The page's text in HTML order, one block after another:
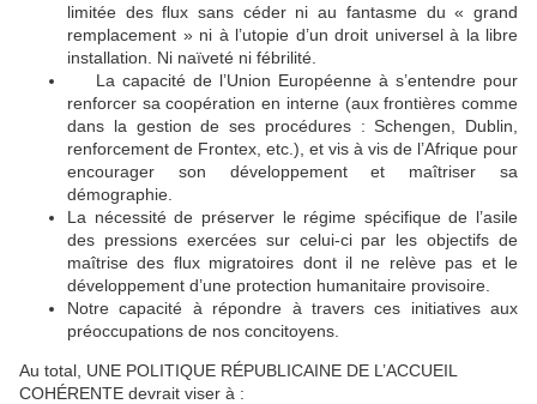
limitée des flux sans céder ni au fantasme du « grand
remplacement » ni à l’utopie d’un droit universel à la libre
installation. Ni naïveté ni fébrilité.
La capacité de l’Union Européenne à s’entendre pour
renforcer sa coopération en interne (aux frontières comme
dans la gestion de ses procédures : Schengen, Dublin,
renforcement de Frontex, etc.), et vis à vis de l’Afrique pour
encourager son développement et maîtriser sa
démographie.
La nécessité de préserver le régime spécifique de l’asile
des pressions exercées sur celui-ci par les objectifs de
maîtrise des flux migratoires dont il ne relève pas et le
développement d’une protection humanitaire provisoire.
Notre capacité à répondre à travers ces initiatives aux
préoccupations de nos concitoyens.
Au total, UNE POLITIQUE RÉPUBLICAINE DE L’ACCUEIL
COHÉRENTE devrait viser à :